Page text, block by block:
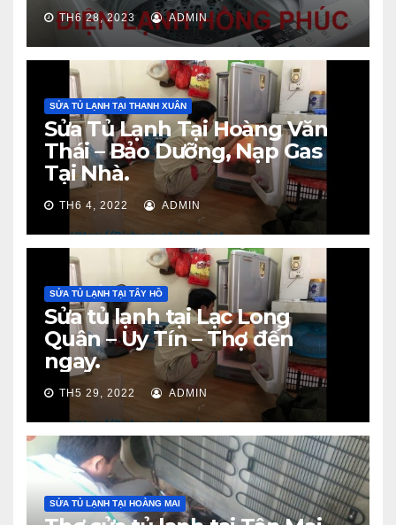
TH6 28, 2023 ADMIN
SỬA TỦ LẠNH TẠI THANH XUÂN
Sửa Tủ Lạnh Tại Hoàng Văn
Thái – Bảo Dưỡng, Nạp Gas
Tại Nhà.
TH6 4, 2022 ADMIN
SỬA TỦ LẠNH TẠI TÂY HỒ
Sửa tủ lạnh tại Lạc Long
Quân – Uy Tín – Thợ đến
ngay.
TH5 29, 2022 ADMIN
SỬA TỦ LẠNH TẠI HOÀNG MAI